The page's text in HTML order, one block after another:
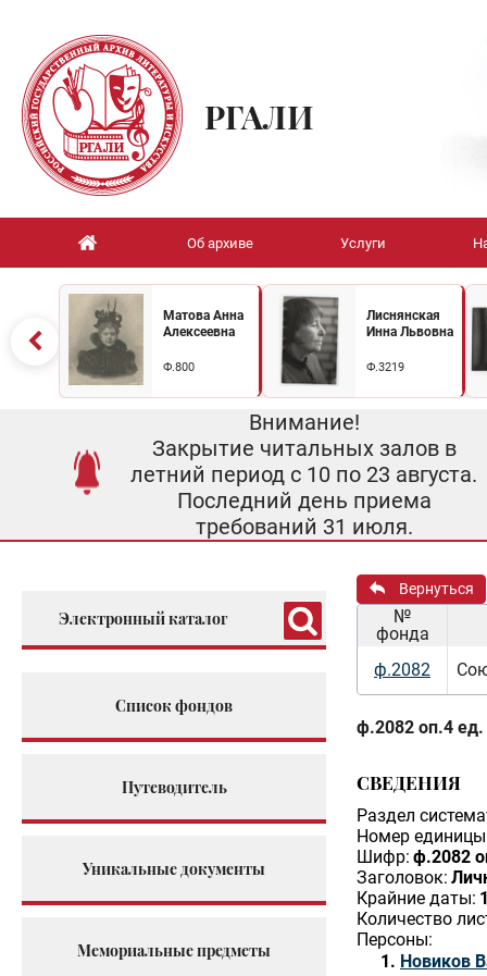
РГАЛИ
Об архиве Услуги
Матова Анна
Алексеевна
Ф.800
Лиснянская
Инна Львовна
Ф.3219
Внимание!
Закрытие читальных залов в
летний период с 10 по 23 августа.
Последний день приема
требований 31 июля.
Электронный каталог
Список фондов
Путеводитель
Уникальные документы
Мемориальные предметы
Вернуться
№
фонда
ф.2082
ф.2082 оп.4 ед.
СВЕДЕНИЯ
Раздел
Номер единицы
Шифр: ф.2082
Заголовок:
Крайние даты:
Количество
Персоны:
Новиков